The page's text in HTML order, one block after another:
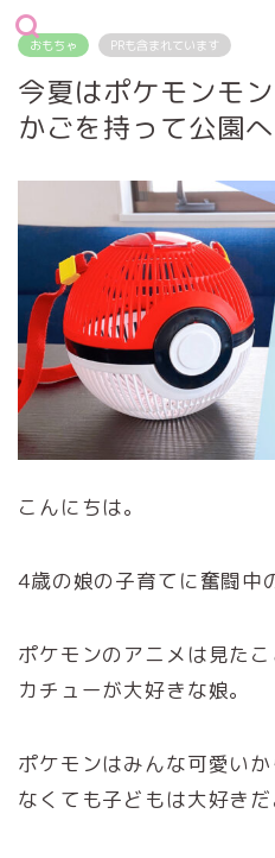
おもちゃ PRも含まれています
今夏はポケモンモ
かごを持って公園へ
こんにちは。
4歳の娘の子育てに奮闘中
ポケモンのアニメは見た
カチューが大好きな娘。
ポケモンはみんな可愛い
なくても子どもは大好きだ